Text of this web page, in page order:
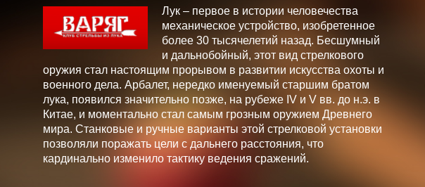
Лук – первое в истории человечества
механическое устройство, изобретенное
более 30 тысячелетий назад. Бесшумный
и дальнобойный, этот вид стрелкового
оружия стал настоящим прорывом в развитии искусства охоты и
военного дела. Арбалет, нередко именуемый старшим братом
лука, появился значительно позже, на рубеже IV и V вв. до н.э. в
Китае, и моментально стал самым грозным оружием Древнего
мира. Станковые и ручные варианты этой стрелковой установки
позволяли поражать цели с дальнего расстояния, что
кардинально изменило тактику ведения сражений.